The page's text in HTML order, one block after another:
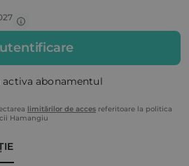
activa abonamentul
limitărilor de acces referitoare la politica
Hamangiu